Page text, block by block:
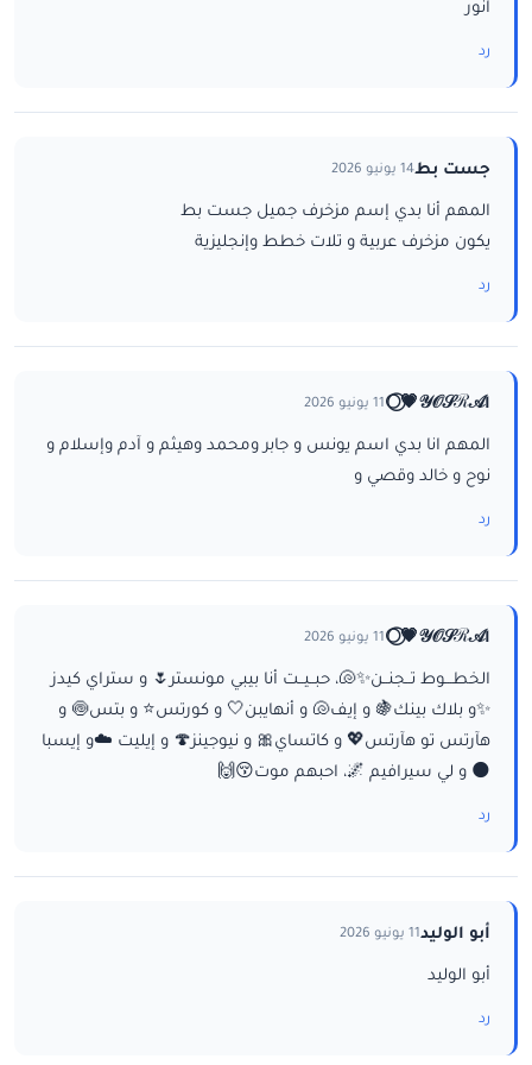
انور
رد
جست بط14 يونيو 2026
المهم أنا بدي إسم مزخرف جميل جست بط
يكون مزخرف عربية و تلات خطط وإنجليزية
رد
ا𝒴𝒪𝒮ℛ𝒜💗⃝🌕 11 يونيو 2026
المهم انا بدي اسم يونس و جابر ومحمد وهيثم و آدم وإسلام و
نوح و خالد وقصي و
رد
ا𝒴𝒪𝒮ℛ𝒜💗⃝🌕 11 يونيو 2026
الخطـــوط تــجنــن✨🐚، حبــيــت أنا بيبي مونستر🌷 و ستراي كيدز
✨و بلاك بينك🍇 و إيف🐚 و أنهايبن🤍 و كورتس⭐ و بتس🍥 و
هآرتس تو هآرتس💖 و كاتساي🎀 و نيوجينز🍄 و إيليت ☁️و إيسبا
🌑 و لي سيرافيم 🌌، احبهم موت😚🙌
رد
أبو الوليد11 يونيو 2026
أبو الوليد
رد